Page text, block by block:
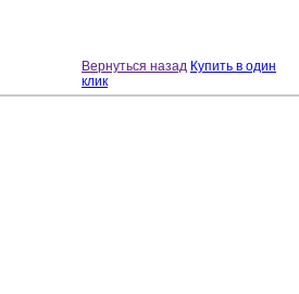
Вернуться назад Купить в один
клик